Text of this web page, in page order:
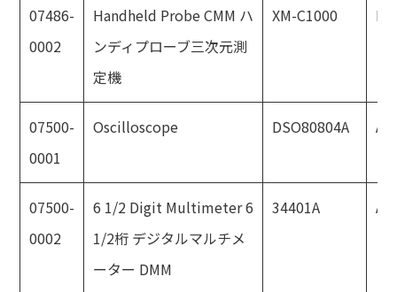
07486-
0002
Handheld Probe CMM ハ
ンディプローブ三次元測
定機
XM-C1000
07500-
0001
Oscilloscope DSO80804A
07500-
0002
6 1/2 Digit Multimeter 6
1/2桁 デジタルマルチメ
ーター DMM
34401A